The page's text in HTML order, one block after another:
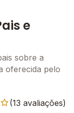
e
sobre a
oferecida pelo
(13 avaliações)